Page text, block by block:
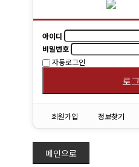
총동문회 뉴스
산하단체 뉴스
포토 갤러리
아이디
비밀번호
자동로그인
로
회원가입 정보찾기
메인으로